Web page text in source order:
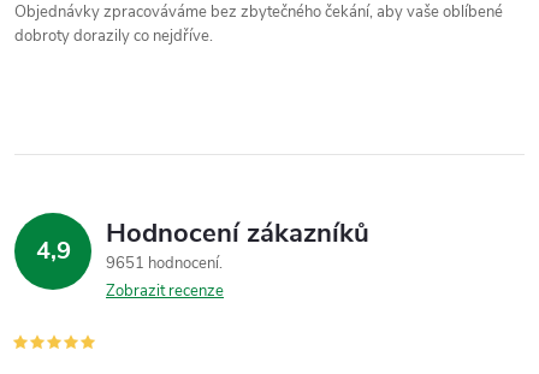
Objednávky zpracováváme bez zbytečného čekání, aby vaše oblíbené
dobroty dorazily co nejdříve.
4,9 Hodnocení zákazníků
9651 hodnocení
Zobrazit recenze